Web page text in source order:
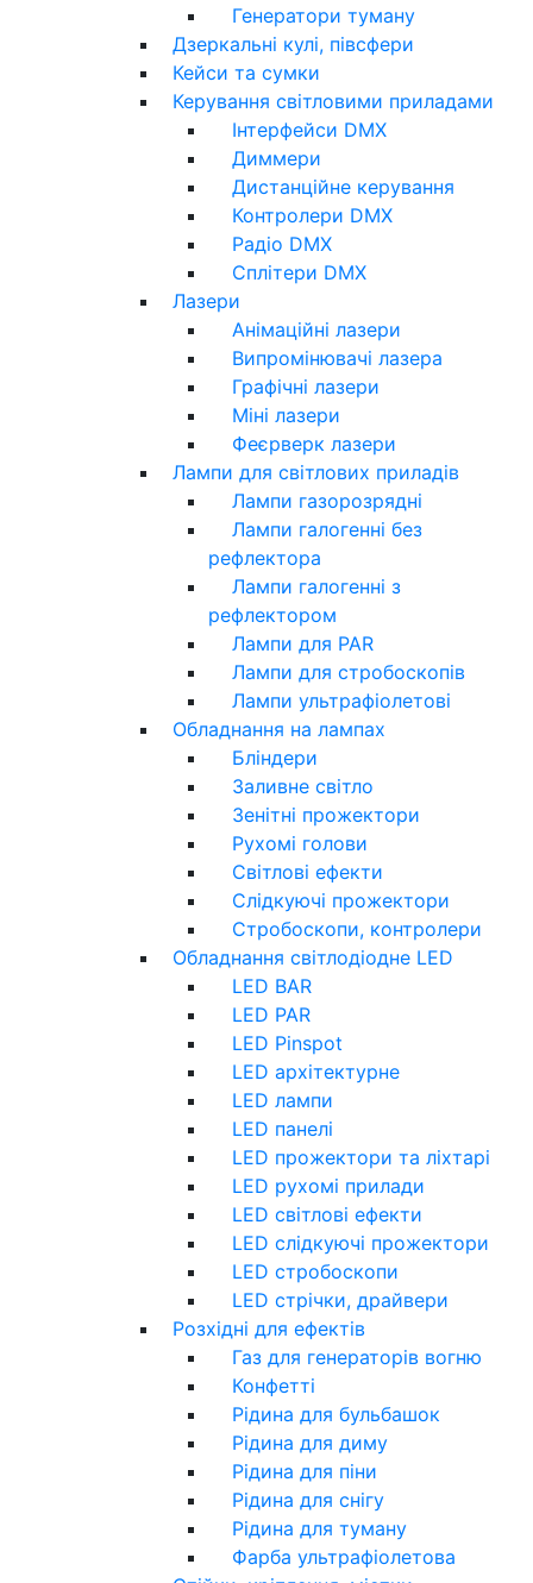
Генератори туману
Дзеркальні кулі, півсфери
Кейси та сумки
Керування світловими приладами
Інтерфейси DMX
Диммери
Дистанційне керування
Контролери DMX
Радіо DMX
Сплітери DMX
Лазери
Анімаційні лазери
Випромінювачі лазера
Графічні лазери
Міні лазери
Феєрверк лазери
Лампи для світлових приладів
Лампи газорозрядні
Лампи галогенні без
рефлектора
Лампи галогенні з
рефлектором
Лампи для PAR
Лампи для стробоскопів
Лампи ультрафіолетові
Обладнання на лампах
Бліндери
Заливне світло
Зенітні прожектори
Рухомі голови
Світлові ефекти
Слідкуючі прожектори
Стробоскопи, контролери
Обладнання світлодіодне LED
LED BAR
LED PAR
LED Pinspot
LED архітектурне
LED лампи
LED панелі
LED прожектори та ліхтарі
LED рухомі прилади
LED світлові ефекти
LED слідкуючі прожектори
LED стробоскопи
LED стрічки, драйвери
Розхідні для ефектів
Газ для генераторів вогню
Конфетті
Рідина для бульбашок
Рідина для диму
Рідина для піни
Рідина для снігу
Рідина для туману
Фарба ультрафіолетова